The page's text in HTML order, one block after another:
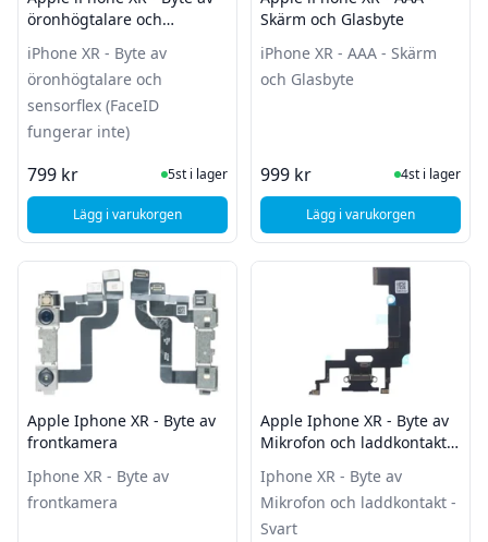
öronhögtalare och
fungerar inte)
iPhone XR - Byte av
öronhögtalare och
sensorflex (FaceID
fungerar inte)
799 kr I Lager
5st i lager
Lägg i varukorgen, Apple iPhone XR - Byte av öronhögtalare och sensorflex
Skärm och Glasbyte
iPhone XR - AAA - Skärm
och Glasbyte
999 kr I Lager
4st i lager
Lägg i varukorgen
Apple Iphone XR - Byte av
frontkamera
Iphone XR - Byte av
frontkamera
Apple Iphone XR - Byte av
Mikrofon och laddkontakt -
Iphone XR - Byte av
Mikrofon och laddkontakt -
Svart